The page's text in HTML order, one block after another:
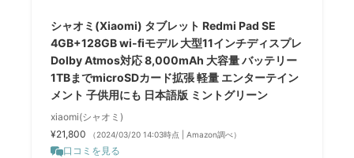
シャオミ(Xiaomi) タブレット Redmi Pad SE
4GB+128GB wi-fiモデル 大型11インチディスプレ
Dolby Atmos対応 8,000mAh 大容量 バッテリー
1TBまでmicroSDカード拡張 軽量 エンターテイン
メント 子供用にも 日本語版 ミントグリーン
xiaomi(シャオミ)
¥21,800
（2024/03/20 14:03時点 | Amazon調べ）
口コミを見る